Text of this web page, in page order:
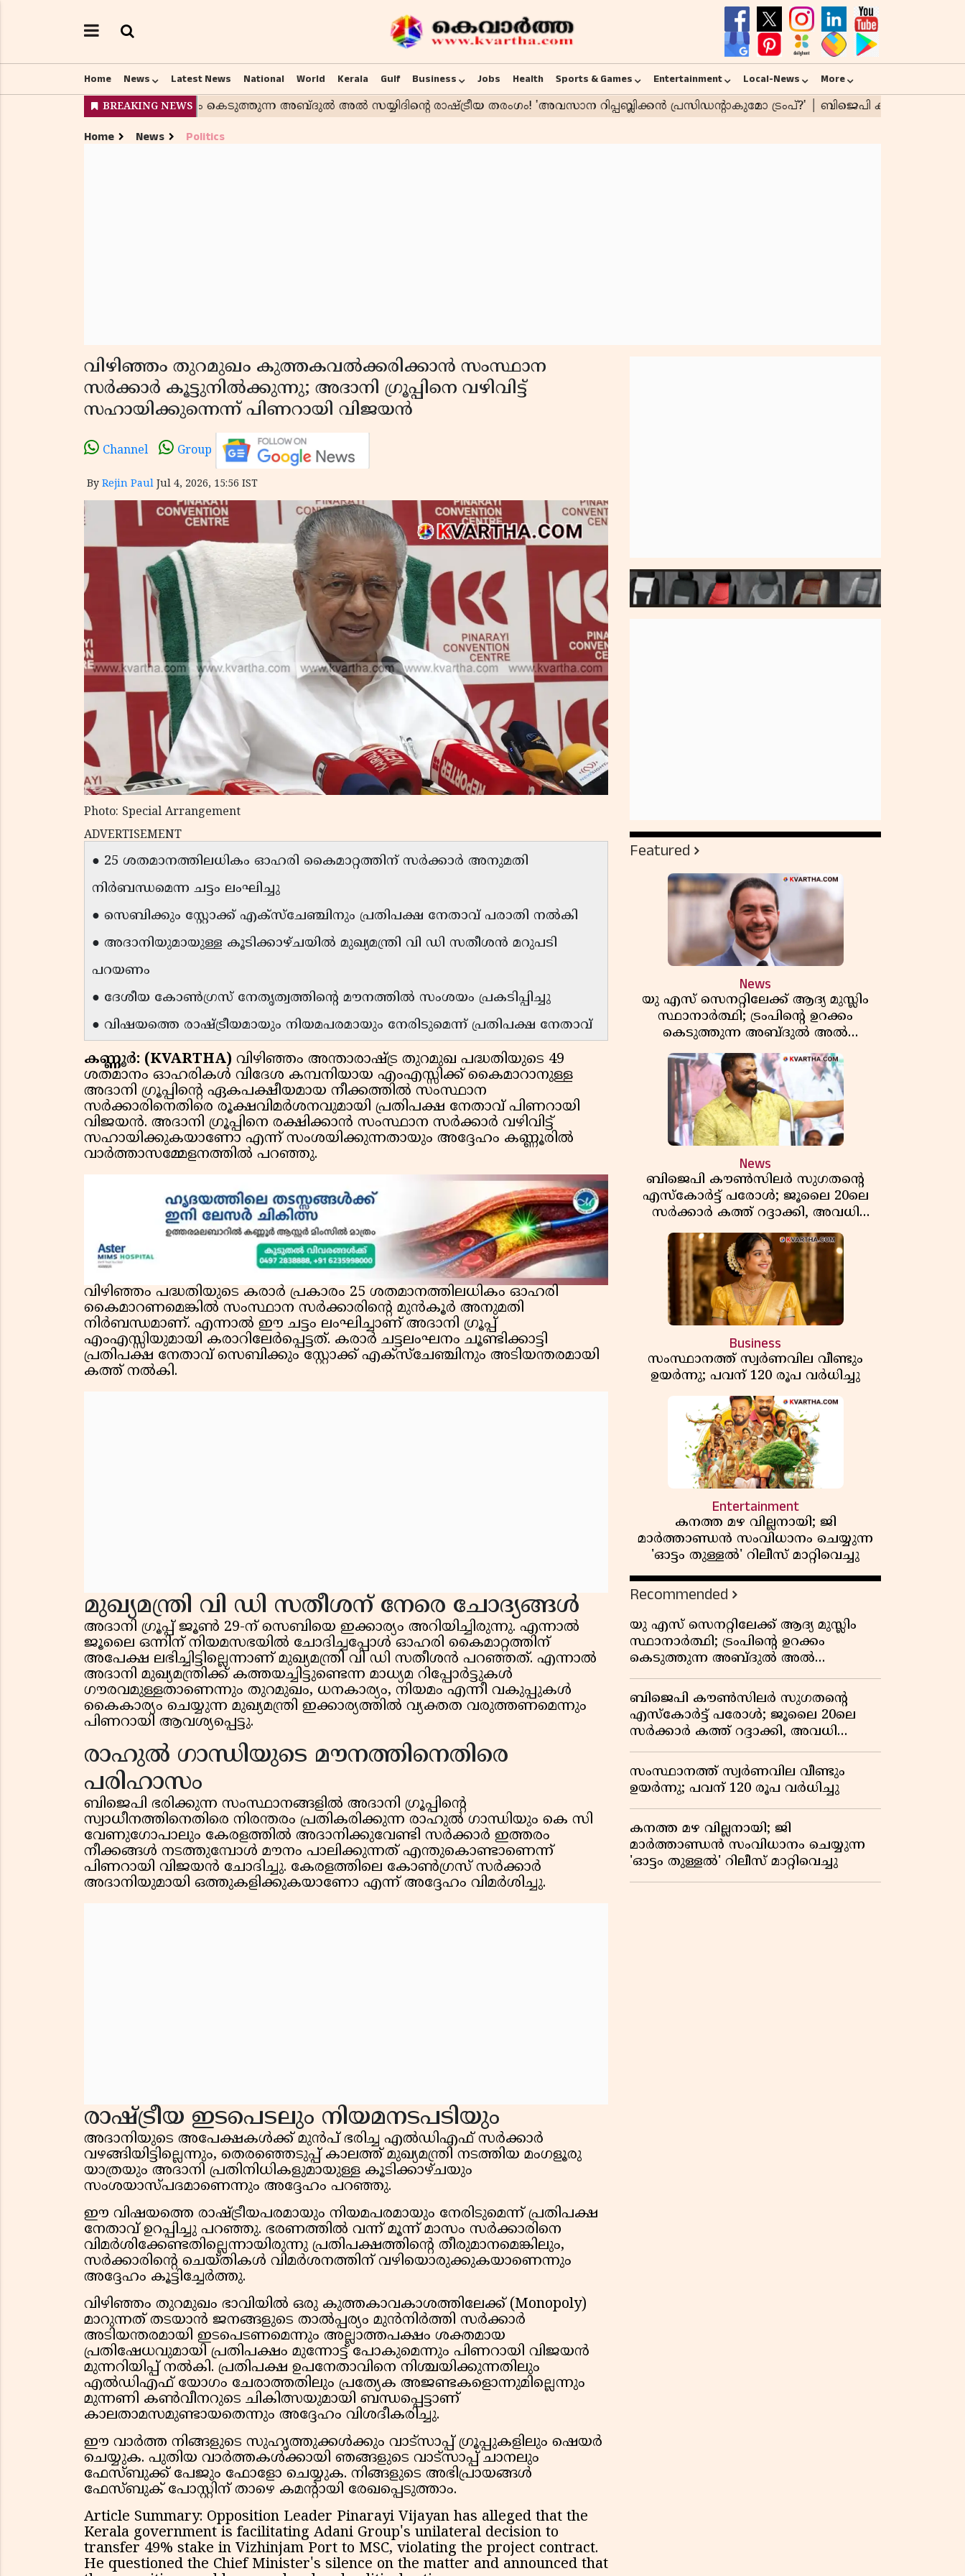
Home News Latest News National World Kerala Gulf Business Jobs Health Sports & Games Entertainment Local-News More
Home News Politics
വിഴിഞ്ഞം തുറമുഖം കുത്തകവൽക്കരിക്കാൻ സംസ്ഥാന
സർക്കാർ കൂട്ടുനിൽക്കുന്നു; അദാനി ഗ്രൂപ്പിനെ വഴിവിട്ട്
സഹായിക്കുന്നെന്ന് പിണറായി വിജയൻ
Channel Group
By Rejin Paul Jul 4, 2026, 15:56 IST
Photo: Special Arrangement
ADVERTISEMENT
● 25 ശതമാനത്തിലധികം ഓഹരി കൈമാറ്റത്തിന് സർക്കാർ അനുമതി
നിർബന്ധമെന്ന ചട്ടം ലംഘിച്ചു
● സെബിക്കും സ്റ്റോക്ക് എക്സ്ചേഞ്ചിനും പ്രതിപക്ഷ നേതാവ് പരാതി നൽകി
● അദാനിയുമായുള്ള കൂടിക്കാഴ്ചയിൽ മുഖ്യമന്ത്രി വി ഡി സതീശൻ മറുപടി
പറയണം
● ദേശീയ കോൺഗ്രസ് നേതൃത്വത്തിന്റെ മൗനത്തിൽ സംശയം പ്രകടിപ്പിച്ചു
● വിഷയത്തെ രാഷ്ട്രീയമായും നിയമപരമായും നേരിടുമെന്ന് പ്രതിപക്ഷ നേതാവ്
കണ്ണൂർ: (KVARTHA) വിഴിഞ്ഞം അന്താരാഷ്ട്ര തുറമുഖ പദ്ധതിയുടെ 49
ശതമാനം ഓഹരികൾ വിദേശ കമ്പനിയായ എംഎസ്സിക്ക് കൈമാറാനുള്ള
അദാനി ഗ്രൂപ്പിന്റെ ഏകപക്ഷീയമായ നീക്കത്തിൽ സംസ്ഥാന
സർക്കാരിനെതിരെ രൂക്ഷവിമർശനവുമായി പ്രതിപക്ഷ നേതാവ് പിണറായി
വിജയൻ. അദാനി ഗ്രൂപ്പിനെ രക്ഷിക്കാൻ സംസ്ഥാന സർക്കാർ വഴിവിട്ട്
സഹായിക്കുകയാണോ എന്ന് സംശയിക്കുന്നതായും അദ്ദേഹം കണ്ണൂരിൽ
വാർത്താസമ്മേളനത്തിൽ പറഞ്ഞു.
വിഴിഞ്ഞം പദ്ധതിയുടെ കരാർ പ്രകാരം 25 ശതമാനത്തിലധികം ഓഹരി
കൈമാറണമെങ്കിൽ സംസ്ഥാന സർക്കാരിന്റെ മുൻകൂർ അനുമതി
നിർബന്ധമാണ്. എന്നാൽ ഈ ചട്ടം ലംഘിച്ചാണ് അദാനി ഗ്രൂപ്പ്
എംഎസ്സിയുമായി കരാറിലേർപ്പെട്ടത്. കരാർ ചട്ടലംഘനം ചൂണ്ടിക്കാട്ടി
പ്രതിപക്ഷ നേതാവ് സെബിക്കും സ്റ്റോക്ക് എക്സ്ചേഞ്ചിനും അടിയന്തരമായി
കത്ത് നൽകി.
മുഖ്യമന്ത്രി വി ഡി സതീശന് നേരെ ചോദ്യങ്ങൾ
അദാനി ഗ്രൂപ്പ് ജൂൺ 29-ന് സെബിയെ ഇക്കാര്യം അറിയിച്ചിരുന്നു. എന്നാൽ
ജൂലൈ ഒന്നിന് നിയമസഭയിൽ ചോദിച്ചപ്പോൾ ഓഹരി കൈമാറ്റത്തിന്
അപേക്ഷ ലഭിച്ചിട്ടില്ലെന്നാണ് മുഖ്യമന്ത്രി വി ഡി സതീശൻ പറഞ്ഞത്. എന്നാൽ
അദാനി മുഖ്യമന്ത്രിക്ക് കത്തയച്ചിട്ടുണ്ടെന്ന മാധ്യമ റിപ്പോർട്ടുകൾ
ഗൗരവമുള്ളതാണെന്നും തുറമുഖം, ധനകാര്യം, നിയമം എന്നീ വകുപ്പുകൾ
കൈകാര്യം ചെയ്യുന്ന മുഖ്യമന്ത്രി ഇക്കാര്യത്തിൽ വ്യക്തത വരുത്തണമെന്നും
പിണറായി ആവശ്യപ്പെട്ടു.
രാഹുൽ ഗാന്ധിയുടെ മൗനത്തിനെതിരെ
പരിഹാസം
ബിജെപി ഭരിക്കുന്ന സംസ്ഥാനങ്ങളിൽ അദാനി ഗ്രൂപ്പിന്റെ
സ്വാധീനത്തിനെതിരെ നിരന്തരം പ്രതികരിക്കുന്ന രാഹുൽ ഗാന്ധിയും കെ സി
വേണുഗോപാലും കേരളത്തിൽ അദാനിക്കുവേണ്ടി സർക്കാർ ഇത്തരം
നീക്കങ്ങൾ നടത്തുമ്പോൾ മൗനം പാലിക്കുന്നത് എന്തുകൊണ്ടാണെന്ന്
പിണറായി വിജയൻ ചോദിച്ചു. കേരളത്തിലെ കോൺഗ്രസ് സർക്കാർ
അദാനിയുമായി ഒത്തുകളിക്കുകയാണോ എന്ന് അദ്ദേഹം വിമർശിച്ചു.
രാഷ്ട്രീയ ഇടപെടലും നിയമനടപടിയും
അദാനിയുടെ അപേക്ഷകൾക്ക് മുൻപ് ഭരിച്ച എൽഡിഎഫ് സർക്കാർ
വഴങ്ങിയിട്ടില്ലെന്നും, തെരഞ്ഞെടുപ്പ് കാലത്ത് മുഖ്യമന്ത്രി നടത്തിയ മംഗളൂരു
യാത്രയും അദാനി പ്രതിനിധികളുമായുള്ള കൂടിക്കാഴ്ചയും
സംശയാസ്പദമാണെന്നും അദ്ദേഹം പറഞ്ഞു.
ഈ വിഷയത്തെ രാഷ്ട്രീയപരമായും നിയമപരമായും നേരിടുമെന്ന് പ്രതിപക്ഷ
നേതാവ് ഉറപ്പിച്ചു പറഞ്ഞു. ഭരണത്തിൽ വന്ന് മൂന്ന് മാസം സർക്കാരിനെ
വിമർശിക്കേണ്ടതില്ലെന്നായിരുന്നു പ്രതിപക്ഷത്തിന്റെ തീരുമാനമെങ്കിലും,
സർക്കാരിന്റെ ചെയ്തികൾ വിമർശനത്തിന് വഴിയൊരുക്കുകയാണെന്നും
അദ്ദേഹം കൂട്ടിച്ചേർത്തു.
വിഴിഞ്ഞം തുറമുഖം ഭാവിയിൽ ഒരു കുത്തകാവകാശത്തിലേക്ക് (Monopoly)
മാറുന്നത് തടയാൻ ജനങ്ങളുടെ താൽപ്പര്യം മുൻനിർത്തി സർക്കാർ
അടിയന്തരമായി ഇടപെടണമെന്നും അല്ലാത്തപക്ഷം ശക്തമായ
പ്രതിഷേധവുമായി പ്രതിപക്ഷം മുന്നോട്ട് പോകുമെന്നും പിണറായി വിജയൻ
മുന്നറിയിപ്പ് നൽകി. പ്രതിപക്ഷ ഉപനേതാവിനെ നിശ്ചയിക്കുന്നതിലും
എൽഡിഎഫ് യോഗം ചേരാത്തതിലും പ്രത്യേക അജണ്ടകളൊന്നുമില്ലെന്നും
മുന്നണി കൺവീനറുടെ ചികിത്സയുമായി ബന്ധപ്പെട്ടാണ്
കാലതാമസമുണ്ടായതെന്നും അദ്ദേഹം വിശദീകരിച്ചു.
ഈ വാർത്ത നിങ്ങളുടെ സുഹൃത്തുക്കൾക്കും വാട്സാപ്പ് ഗ്രൂപ്പുകളിലും ഷെയർ
ചെയ്യുക. പുതിയ വാർത്തകൾക്കായി ഞങ്ങളുടെ വാട്സാപ്പ് ചാനലും
ഫേസ്ബുക്ക് പേജും ഫോളോ ചെയ്യുക. നിങ്ങളുടെ അഭിപ്രായങ്ങൾ
ഫേസ്ബുക് പോസ്റ്റിന് താഴെ കമന്റായി രേഖപ്പെടുത്താം.
Article Summary: Opposition Leader Pinarayi Vijayan has alleged that the
Kerala government is facilitating Adani Group's unilateral decision to
transfer 49% stake in Vizhinjam Port to MSC, violating the project contract.
He questioned the Chief Minister's silence on the matter and announced that
Featured
News
യു എസ് സെനറ്റിലേക്ക് ആദ്യ മുസ്ലിം
സ്ഥാനാർത്ഥി; ട്രംപിന്റെ ഉറക്കം
കെടുത്തുന്ന അബ്ദുൽ അൽ
സയ്യിദിന്റെ രാഷ്ട്രീയ തരംഗം!
'അവസാന റിപ്പബ്ലിക്കൻ
പ്രസിഡന്റാകുമോ ട്രംപ്?'
News
ബിജെപി കൗൺസിലർ സുഗതന്റെ
എസ്‌കോർട്ട് പരോൾ; ജൂലൈ 20ലെ
സർക്കാർ കത്ത് റദ്ദാക്കി, അവധി
ഫയലിലെ വീഴ്ചകളിൽ മുഖ്യമന്ത്രിയുടെ
ഓഫീസ് അന്വേഷണത്തിന് ഉത്തരവിട്ടു
Business
സംസ്ഥാനത്ത് സ്വര്‍ണവില വീണ്ടും
ഉയർന്നു; പവന് 120 രൂപ വര്‍ധിച്ചു
Entertainment
കനത്ത മഴ വില്ലനായി; ജി
മാർത്താണ്ഡൻ സംവിധാനം ചെയ്യുന്ന
'ഓട്ടം തുള്ളൽ' റിലീസ് മാറ്റിവെച്ചു
Recommended
യു എസ് സെനറ്റിലേക്ക് ആദ്യ മുസ്ലിം
സ്ഥാനാർത്ഥി; ട്രംപിന്റെ ഉറക്കം
കെടുത്തുന്ന അബ്ദുൽ അൽ
സയ്യിദിന്റെ രാഷ്ട്രീയ തരംഗം!
'അവസാന റിപ്പബ്ലിക്കൻ
പ്രസിഡന്റാകുമോ ട്രംപ്?'
ബിജെപി കൗൺസിലർ സുഗതന്റെ
എസ്‌കോർട്ട് പരോൾ; ജൂലൈ 20ലെ
സർക്കാർ കത്ത് റദ്ദാക്കി, അവധി
ഫയലിലെ വീഴ്ചകളിൽ മുഖ്യമന്ത്രിയുടെ
ഓഫീസ് അന്വേഷണത്തിന് ഉത്തരവിട്ടു
സംസ്ഥാനത്ത് സ്വര്‍ണവില വീണ്ടും
ഉയർന്നു; പവന് 120 രൂപ വര്‍ധിച്ചു
കനത്ത മഴ വില്ലനായി; ജി
മാർത്താണ്ഡൻ സംവിധാനം ചെയ്യുന്ന
'ഓട്ടം തുള്ളൽ' റിലീസ് മാറ്റിവെച്ചു